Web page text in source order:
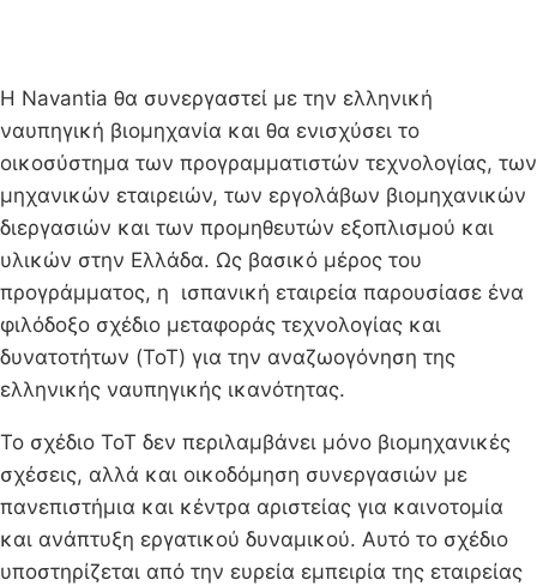
Η Navantia θα συνεργαστεί με την ελληνική
ναυπηγική βιομηχανία και θα ενισχύσει το
οικοσύστημα των προγραμματιστών τεχνολογίας, των
μηχανικών εταιρειών, των εργολάβων βιομηχανικών
διεργασιών και των προμηθευτών εξοπλισμού και
υλικών στην Ελλάδα. Ως βασικό μέρος του
προγράμματος, η ισπανική εταιρεία παρουσίασε ένα
φιλόδοξο σχέδιο μεταφοράς τεχνολογίας και
δυνατοτήτων (ToT) για την αναζωογόνηση της
ελληνικής ναυπηγικής ικανότητας.
Το σχέδιο ToT δεν περιλαμβάνει μόνο βιομηχανικές
σχέσεις, αλλά και οικοδόμηση συνεργασιών με
πανεπιστήμια και κέντρα αριστείας για καινοτομία
και ανάπτυξη εργατικού δυναμικού. Αυτό το σχέδιο
υποστηρίζεται από την ευρεία εμπειρία της εταιρείας